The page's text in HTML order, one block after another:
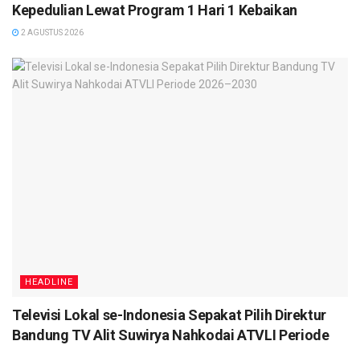
Kepedulian Lewat Program 1 Hari 1 Kebaikan
2 AGUSTUS 2026
HEADLINE
Televisi Lokal se-Indonesia Sepakat Pilih Direktur
Bandung TV Alit Suwirya Nahkodai ATVLI Periode